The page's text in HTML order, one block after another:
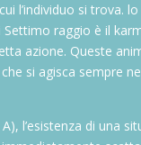
l’individuo si trova. lo
Settimo raggio è il
azione. Queste
si agisca sempre
l’esistenza di una